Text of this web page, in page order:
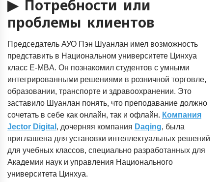
▶ Потребности или
проблемы клиентов
Председатель АУО Пэн Шуанлан имел возможность
представить в Национальном университете Цинхуа
класс E-MBA. Он познакомил студентов с умными
интегрированными решениями в розничной торговле,
образовании, транспорте и здравоохранении. Это
заставило Шуанлан понять, что преподавание должно
сочетать в себе как онлайн, так и офлайн. Компания
Jector Digital , дочерняя компания Daqing, была
приглашена для установки интеллектуальных решений
для учебных классов, специально разработанных для
Академии наук и управления Национального
университета Цинхуа.